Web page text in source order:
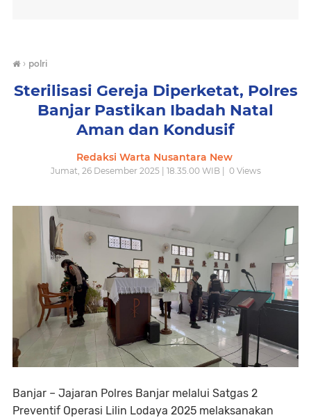
› polri
Sterilisasi Gereja Diperketat, Polres
Banjar Pastikan Ibadah Natal
Aman dan Kondusif
Redaksi Warta Nusantara New
Jumat, 26 Desember 2025 | 18.35.00 WIB | 0Views
Banjar – Jajaran Polres Banjar melalui Satgas 2
Preventif Operasi Lilin Lodaya 2025 melaksanakan